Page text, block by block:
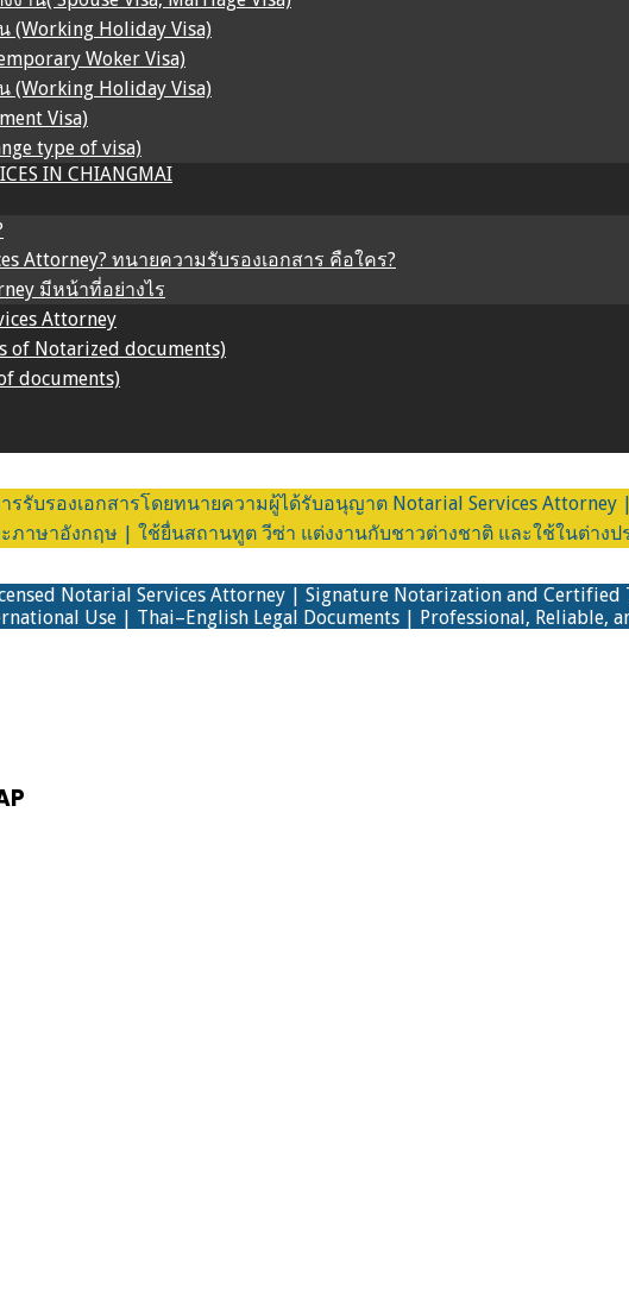
(Working Holiday Visa)
Woker Visa)
(Working Holiday Visa)
Visa)
type of visa)
IN CHIANGMAI
Attorney? ทนายความรับรองเอกสาร คือใคร?
มีหน้าที่อย่างไร
Attorney
of Notarized documents)
documents)
ารรับรองเอกสารโดยทนายความผู้ได้รับอนุญาต Notarial Services
ภาษาอังกฤษ | ใช้ยื่นสถานทูต วีซ่า แต่งงานกับชาวต่างชาติ และใช้ในต่าง
Notarial Services Attorney | Signature Notarization and
Use | Thai–English Legal Documents | Professional, Reliable,